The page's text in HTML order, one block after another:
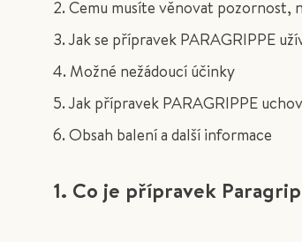
2. Čemu musíte věnovat pozornost,
3. Jak se přípravek PARAGRIPPE
4. Možné nežádoucí účinky
5. Jak přípravek PARAGRIPPE
6. Obsah balení a další informace
1. Co je přípravek